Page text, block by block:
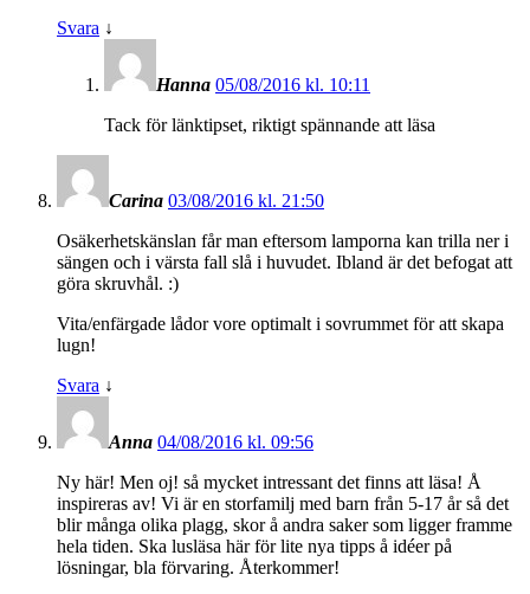
Svara ↓
Hanna 05/08/2016 kl. 10:11
Tack för länktipset, riktigt spännande att läsa
Carina 03/08/2016 kl. 21:50
Osäkerhetskänslan får man eftersom lamporna kan trilla ner i
sängen och i värsta fall slå i huvudet. Ibland är det befogat att
göra skruvhål. :)
Vita/enfärgade lådor vore optimalt i sovrummet för att skapa
lugn!
Svara ↓
Anna 04/08/2016 kl. 09:56
Ny här! Men oj! så mycket intressant det finns att läsa! Å
inspireras av! Vi är en storfamilj med barn från 5-17 år så det
blir många olika plagg, skor å andra saker som ligger framme
hela tiden. Ska lusläsa här för lite nya tipps å idéer på
lösningar, bla förvaring. Återkommer!